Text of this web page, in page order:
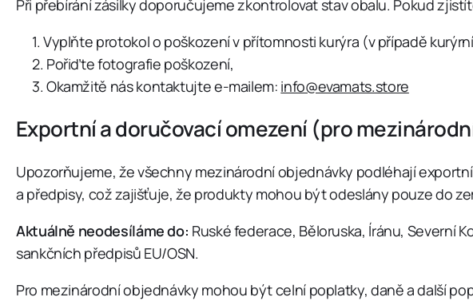
Při přebírání zásilky doporučujeme zkontrolovat stav obalu. Pokud
Vyplňte protokol o poškození v přítomnosti kurýra (v případě
Pořiďte fotografie poškození,
Okamžitě nás kontaktujte e-mailem: info@evamats.store
Exportní a doručovací omezení (pro
Upozorňujeme, že všechny mezinárodní objednávky podléhají
a předpisy, což zajišťuje, že produkty mohou být odeslány pouze do
Aktuálně neodesíláme do: Ruské federace, Běloruska, Íránu, Severní
sankčních předpisů EU/OSN.
Pro mezinárodní objednávky mohou být celní poplatky, daně a další